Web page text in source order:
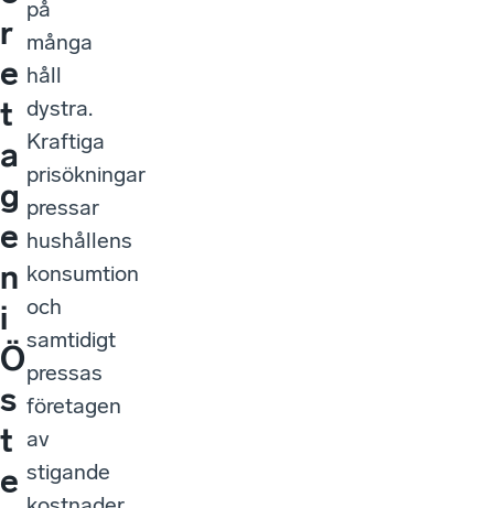
r
e
t
a
g
e
n
i
Ö
s
t
e
på
många
håll
dystra.
Kraftiga
prisökningar
pressar
hushållens
konsumtion
och
samtidigt
pressas
företagen
av
stigande